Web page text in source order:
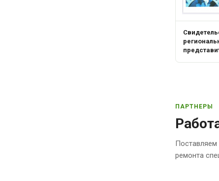
ПАРТНЕРЫ
Поставляем
ремонта